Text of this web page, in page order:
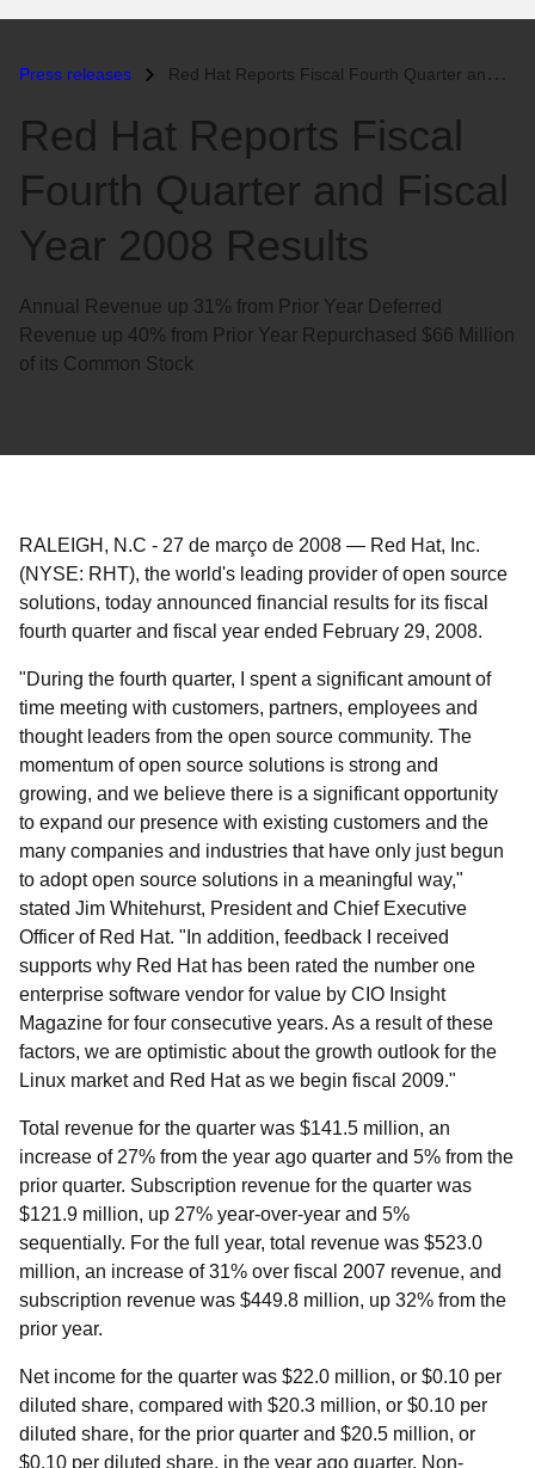
idioma
Press releases Red Hat Reports Fiscal Fourth Quarter and Fiscal Year 2008 Results...
Red Hat Reports Fiscal
Fourth Quarter and Fiscal
Year 2008 Results
Annual Revenue up 31% from Prior Year Deferred
Revenue up 40% from Prior Year Repurchased $66 Million
of its Common Stock
RALEIGH, N.C - 27 de março de 2008 — Red Hat, Inc.
(NYSE: RHT), the world's leading provider of open source
solutions, today announced financial results for its fiscal
fourth quarter and fiscal year ended February 29, 2008.
"During the fourth quarter, I spent a significant amount of
time meeting with customers, partners, employees and
thought leaders from the open source community. The
momentum of open source solutions is strong and
growing, and we believe there is a significant opportunity
to expand our presence with existing customers and the
many companies and industries that have only just begun
to adopt open source solutions in a meaningful way,"
stated Jim Whitehurst, President and Chief Executive
Officer of Red Hat. "In addition, feedback I received
supports why Red Hat has been rated the number one
enterprise software vendor for value by CIO Insight
Magazine for four consecutive years. As a result of these
factors, we are optimistic about the growth outlook for the
Linux market and Red Hat as we begin fiscal 2009."
Total revenue for the quarter was $141.5 million, an
increase of 27% from the year ago quarter and 5% from the
prior quarter. Subscription revenue for the quarter was
$121.9 million, up 27% year-over-year and 5%
sequentially. For the full year, total revenue was $523.0
million, an increase of 31% over fiscal 2007 revenue, and
subscription revenue was $449.8 million, up 32% from the
prior year.
Net income for the quarter was $22.0 million, or $0.10 per
diluted share, compared with $20.3 million, or $0.10 per
diluted share, for the prior quarter and $20.5 million, or
$0.10 per diluted share, in the year ago quarter. Non-